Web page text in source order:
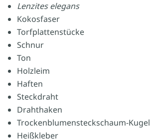
Lenzites elegans
Kokosfaser
Torfplattenstücke
Schnur
Ton
Holzleim
Haften
Steckdraht
Drahthaken
Trockenblumensteckschaum-Kugel
Heißkleber